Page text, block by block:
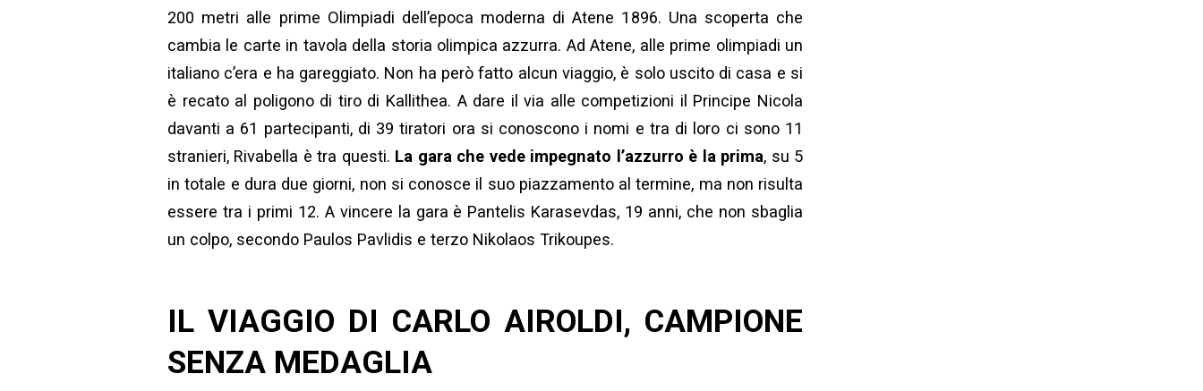
200 metri alle prime Olimpiadi dell’epoca moderna di Atene 1896. Una scoperta che
cambia le carte in tavola della storia olimpica azzurra. Ad Atene, alle prime olimpiadi un
italiano c’era e ha gareggiato. Non ha però fatto alcun viaggio, è solo uscito di casa e si
è recato al poligono di tiro di Kallithea. A dare il via alle competizioni il Principe Nicola
davanti a 61 partecipanti, di 39 tiratori ora si conoscono i nomi e tra di loro ci sono 11
stranieri, Rivabella è tra questi. La gara che vede impegnato l’azzurro è la prima, su 5
in totale e dura due giorni, non si conosce il suo piazzamento al termine, ma non risulta
essere tra i primi 12. A vincere la gara è Pantelis Karasevdas, 19 anni, che non sbaglia
un colpo, secondo Paulos Pavlidis e terzo Nikolaos Trikoupes.
IL VIAGGIO DI CARLO AIROLDI, CAMPIONE
SENZA MEDAGLIA